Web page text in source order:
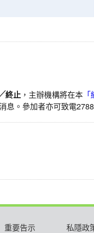
終止 ，主辦機構將在本
息。參加者亦可致電
重要告示 私隱政